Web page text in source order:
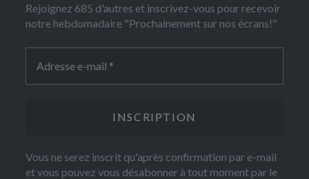
Rejoignez 685 d'autres et inscrivez-vous pour recevoir
notre hebdomadaire "Prochainement sur nos écrans!"
Vous ne serez inscrit qu'après confirmation par e-mail
et vous pouvez vous désabonner à tout moment par le